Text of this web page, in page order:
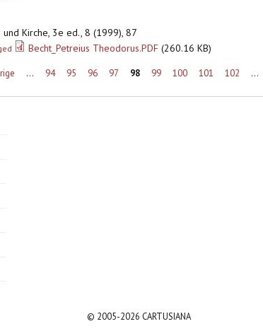
Kirche, 3e ed., 8 (1999), 87
Becht_Petreius Theodorus.PDF (260.16 KB)
… 94 95 96 97 98 99 100 101 102 …
© 2005-2026 CARTUSIANA